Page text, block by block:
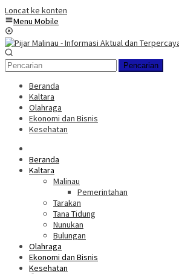
Loncat ke konten
Menu Mobile
Pencarian
Beranda
Kaltara
Olahraga
Ekonomi dan Bisnis
Kesehatan
Beranda
Kaltara
Malinau
Pemerintahan
Tarakan
Tana Tidung
Nunukan
Bulungan
Olahraga
Ekonomi dan Bisnis
Kesehatan